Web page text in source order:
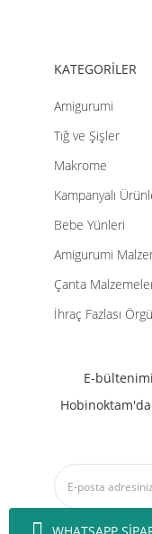
WHATSAPP
KATEGORİLER
Amigurumi
Tığ ve Şişler
Makrome
Kampanyalı
Bebe Yünleri
Amigurumi
Çanta
İhraç Fazlası
E-